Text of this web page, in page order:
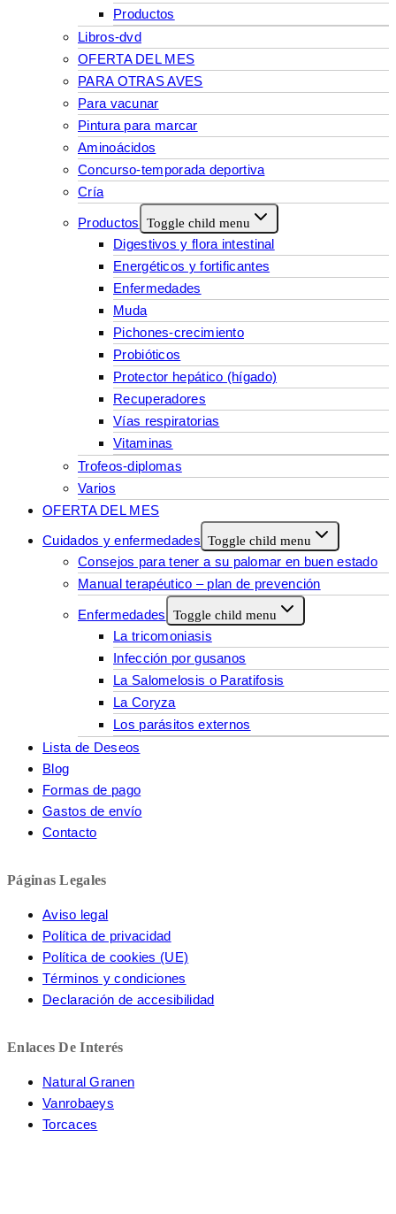
Productos
Libros-dvd
OFERTA DEL MES
PARA OTRAS AVES
Para vacunar
Pintura para marcar
Aminoácidos
Concurso-temporada deportiva
Cría
Productos Toggle child menu
Digestivos y flora intestinal
Energéticos y fortificantes
Enfermedades
Muda
Pichones-crecimiento
Probióticos
Protector hepático (hígado)
Recuperadores
Vías respiratorias
Vitaminas
Trofeos-diplomas
Varios
OFERTA DEL MES
Cuidados y enfermedades Toggle child menu
Consejos para tener a su palomar en buen estado
Manual terapéutico – plan de prevención
Enfermedades Toggle child menu
La tricomoniasis
Infección por gusanos
La Salomelosis o Paratifosis
La Coryza
Los parásitos externos
Lista de Deseos
Blog
Formas de pago
Gastos de envío
Contacto
Páginas Legales
Aviso legal
Política de privacidad
Política de cookies (UE)
Términos y condiciones
Declaración de accesibilidad
Enlaces De Interés
Natural Granen
Vanrobaeys
Torcaces